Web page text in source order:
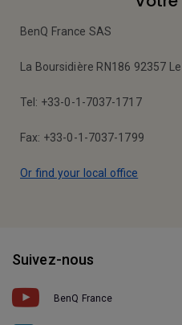
BenQ France SAS
La Boursidière RN186 92357
Tel: +33-0-1-7037-1717
Fax: +33-0-1-7037-1799
Or find your local office
Suivez-nous
BenQ France